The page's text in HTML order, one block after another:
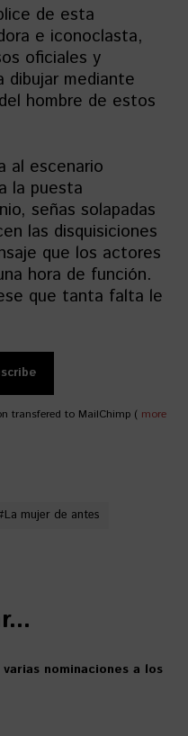
de esta
e iconoclasta,
oficiales y
dibujar mediante
hombre de estos
al escenario
la puesta
señas solapadas
las disquisiciones
que los actores
hora de función.
que tanta falta le
transfered to MailChimp ( more
La mujer de antes
nominaciones a los